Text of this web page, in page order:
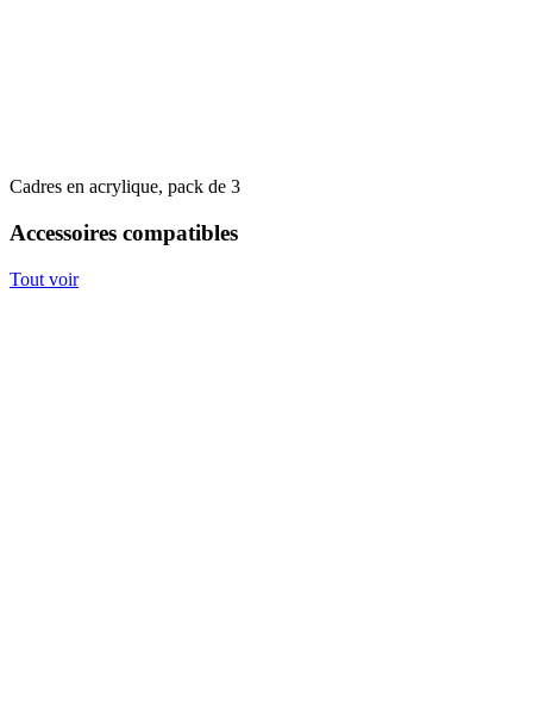
Cadres en acrylique, pack de 3
Accessoires compatibles
Tout voir